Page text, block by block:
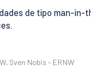
de tipo man-
Sven Nobis - ERNW